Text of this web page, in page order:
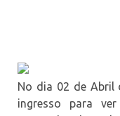
No dia 02 de Abril
ingresso para